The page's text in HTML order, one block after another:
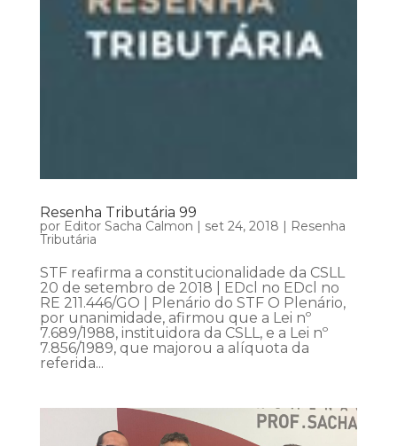
Resenha Tributária 99
por Editor Sacha Calmon | set 24, 2018 | Resenha
Tributária
STF reafirma a constitucionalidade da CSLL
20 de setembro de 2018 | EDcl no EDcl no
RE 211.446/GO | Plenário do STF O Plenário,
por unanimidade, afirmou que a Lei nº
7.689/1988, instituidora da CSLL, e a Lei nº
7.856/1989, que majorou a alíquota da
referida...